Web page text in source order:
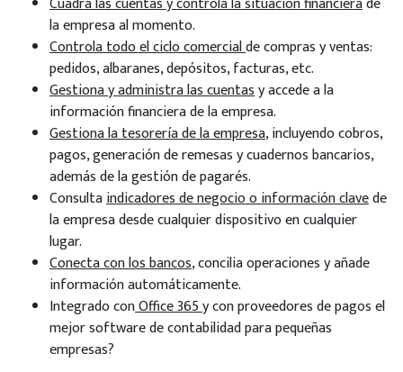
la empresa al momento.
Controla todo el ciclo comercialde compras y ventas:
pedidos, albaranes, depósitos, facturas, etc.
Gestiona y administra las cuentasy accede a la
información financiera de la empresa.
Gestiona la tesorería de la empresa, incluyendo cobros,
pagos, generación de remesas y cuadernos bancarios,
además de la gestión de pagarés.
Consultaindicadores de negocio o información clavede
la empresa desde cualquier dispositivo en cualquier
lugar.
Conecta con los bancos, concilia operaciones y añade
información automáticamente.
Integrado conOffice 365y con proveedores de pagos el
mejor software de contabilidad para pequeñas
empresas?